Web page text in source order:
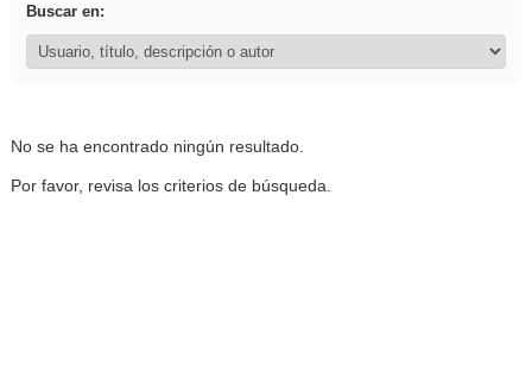
Buscar en:
No se ha encontrado ningún resultado.
Por favor, revisa los criterios de búsqueda.